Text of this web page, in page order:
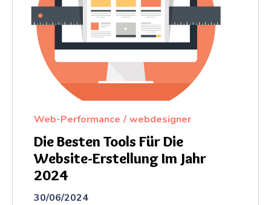
Die Besten Tools Für Die
Website-Erstellung Im Jahr
2024
30/06/2024
Web-Performance webdesigner